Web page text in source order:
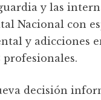
y las
Nacional con
y adicciones
profesionales.
decisión